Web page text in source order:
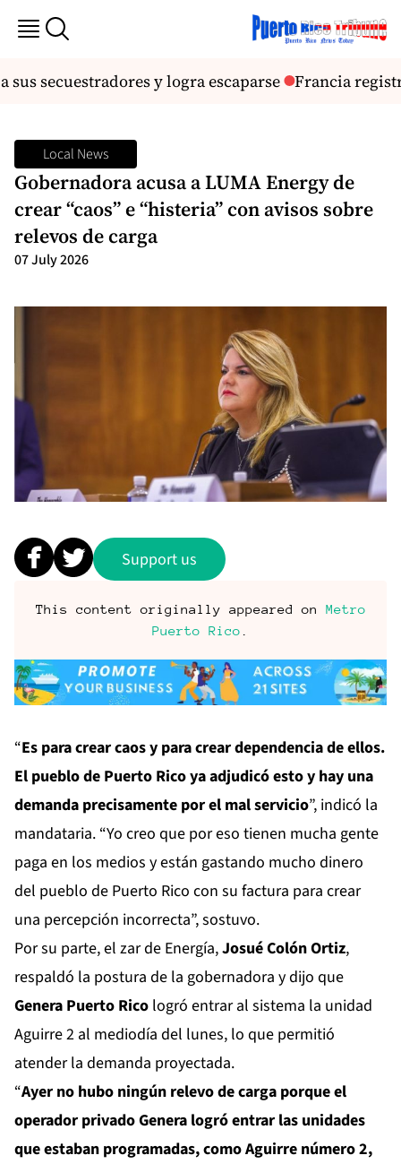
secuestradores y logra escaparse Francia
Local News
Gobernadora acusa a LUMA Energy de
crear “caos” e “histeria” con avisos sobre
relevos de carga
07 July 2026
Support us
This content originally appeared on Metro
Puerto Rico
“Es para crear caos y para crear dependencia de ellos.
El pueblo de Puerto Rico ya adjudicó esto y hay una
demanda precisamente por el mal servicio”, indicó la
mandataria. “Yo creo que por eso tienen mucha gente
paga en los medios y están gastando mucho dinero
del pueblo de Puerto Rico con su factura para crear
una percepción incorrecta”, sostuvo.
Por su parte, el zar de Energía,Josué Colón Ortiz,
respaldó la postura de la gobernadora y dijo que
Genera Puerto Rico logró entrar al sistema la unidad
Aguirre 2 al mediodía del lunes, lo que permitió
atender la demanda proyectada.
“Ayer no hubo ningún relevo de carga porque el
operador privado Genera logró entrar las unidades
que estaban programadas, como Aguirre número 2,